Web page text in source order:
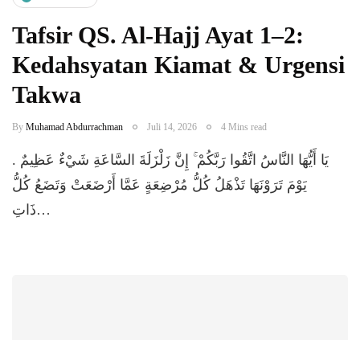
Tafsir QS. Al-Hajj Ayat 1–2:
Kedahsyatan Kiamat & Urgensi
Takwa
By Muhamad Abdurrachman Juli 14, 2026 4 Mins read
​يَا أَيُّهَا النَّاسُ اتَّقُوا رَبَّكُمْ ۚ إِنَّ زَلْزَلَةَ السَّاعَةِ شَيْءٌ عَظِيمٌ .
يَوْمَ تَرَوْنَهَا تَذْهَلُ كُلُّ مُرْضِعَةٍ عَمَّا أَرْضَعَتْ وَتَضَعُ كُلُّ
ذَاتِ…